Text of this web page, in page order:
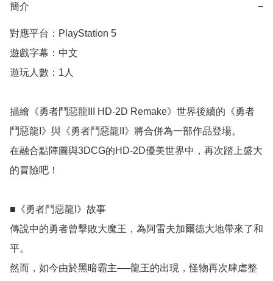
簡介 −
對應平台：PlayStation 5
遊戲字幕：中文
遊玩人數：1人
描繪《勇者鬥惡龍III HD-2D Remake》世界後續的《勇者
鬥惡龍I》與《勇者鬥惡龍II》將合併為一部作品登場。
在融合點陣圖與3DCG的HD-2D優美世界中，再次踏上盛大
的冒險吧！
■《勇者鬥惡龍I》故事
傳說中的勇者曾擊敗大魔王，為阿雷夫加爾德大地帶來了和
平。
然而，如今由於黑暗霸主──龍王的出現，怪物再次肆虐整